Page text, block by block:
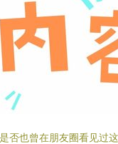
否也曾在朋友圈看见过